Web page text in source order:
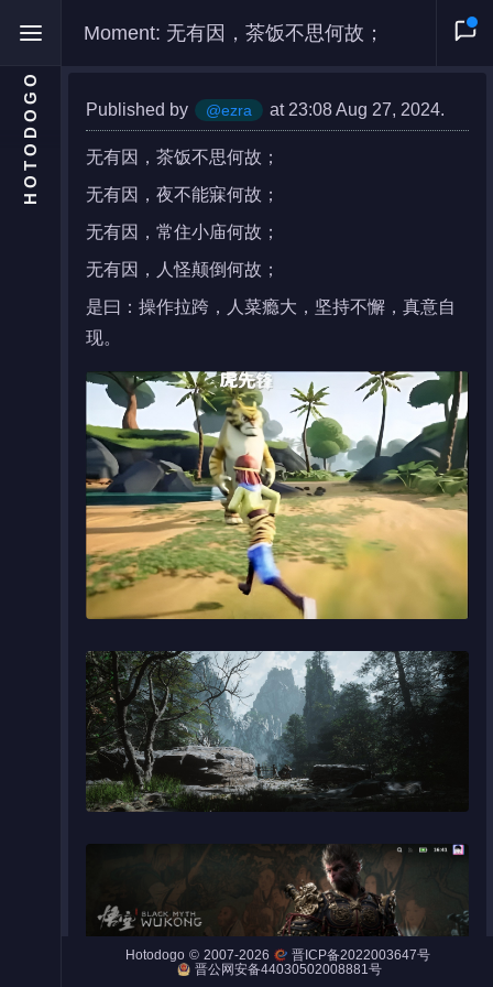
HOTODOGO
Gallery
Snippets
Comments
About
Night City
Engines (Frog)
Live Web Editor
Moment: 无有因，茶饭不思何故；
Published by @ezra at 23:08 Aug 27, 2024.
无有因，茶饭不思何故；
无有因，夜不能寐何故；
无有因，常住小庙何故；
无有因，人怪颠倒何故；
是曰：操作拉跨，人菜瘾大，坚持不懈，真意自
现。
Hotodogo © 2007-2026
晋ICP备2022003647号
晋公网安备44030502008881号